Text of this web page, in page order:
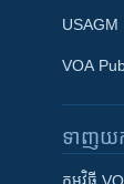
Khmer
USAGM
VOA
ទាញយ